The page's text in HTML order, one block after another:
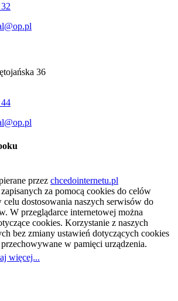
36
przez chcedointernetu.pl
za pomocą cookies do celów
celu dostosowania naszych serwisów do
W przeglądarce internetowej można
cookies. Korzystanie z naszych
bez zmiany ustawień dotyczących cookies
w pamięci urządzenia.
więcej...